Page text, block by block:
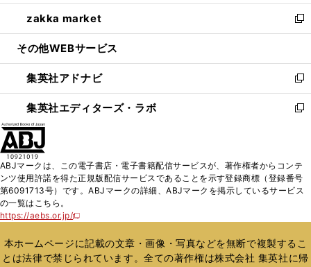
開
く
ウ
で
開
ン
ド
ウ
開
く
ウ
ィ
ン
ウ
で
開
く
し
い
ウ
ン
ド
ウ
で
zakka market
新
し
ウ
ィ
ン
ド
く
その他WEBサービス
集英社アドナビ
新
し
い
ド
ウ
で
集英社エディターズ・ラボ
新
ィ
ン
ド
開
く
ABJマークは、この電子書店・電子書籍配信サービスが、著作権者からコンテ
ンツ使用許諾を得た正規版配信サービスであることを示す登録商標（登録番号
第6091713号）です。ABJマークの詳細、ABJマークを掲示しているサービス
の一覧はこちら。
https://aebs.or.jp/
新
い
ウ
ィ
本ホームページに記載の文章・画像・写真などを無断で複製するこ
とは法律で禁じられています。全ての著作権は株式会社 集英社に帰